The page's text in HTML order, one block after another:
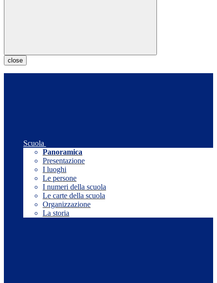
close
Scuola
Panoramica
Presentazione
I luoghi
Le persone
I numeri della scuola
Le carte della scuola
Organizzazione
La storia